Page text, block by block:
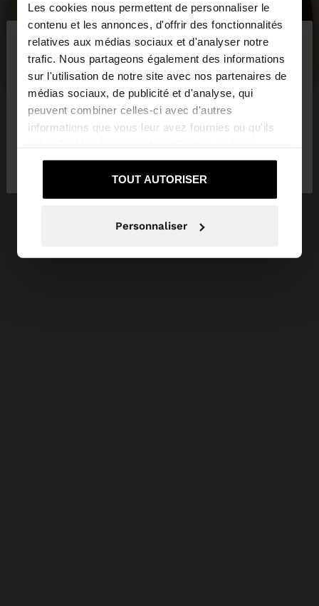
Les cookies nous permettent de personnaliser le
contenu et les annonces, d'offrir des fonctionnalités
relatives aux médias sociaux et d'analyser notre
trafic. Nous partageons également des informations
sur l'utilisation de notre site avec nos partenaires de
médias sociaux, de publicité et d'analyse, qui
peuvent combiner celles-ci avec d'autres
informations que vous leur avez fournies ou qu'ils
services.
TOUT AUTORISER
Personnaliser
bonjour ×
Vous accédez au site depuis France. Voulez-vous
parcourir notre site au United States?